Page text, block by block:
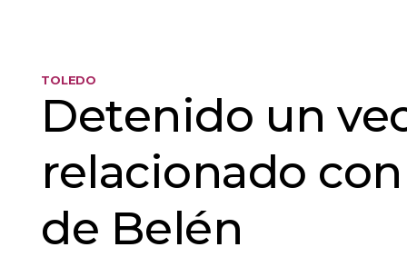
TOLEDO
Detenido un
relacionado
de Belén